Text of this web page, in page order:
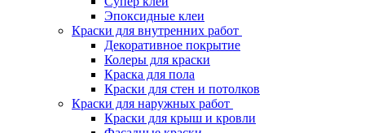
Эпоксидные клеи
Краски для внутренних работ
Декоративное покрытие
Колеры для краски
Краска для пола
Краски для стен и потолков
Краски для наружных работ
Краски для крыш и кровли